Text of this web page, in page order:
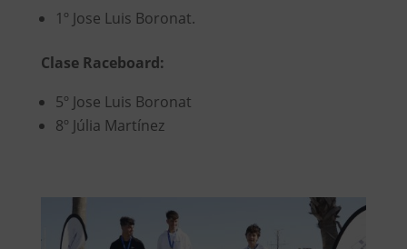
1º Jose Luis Boronat.
Clase Raceboard:
5º Jose Luis Boronat
8º Júlia Martínez